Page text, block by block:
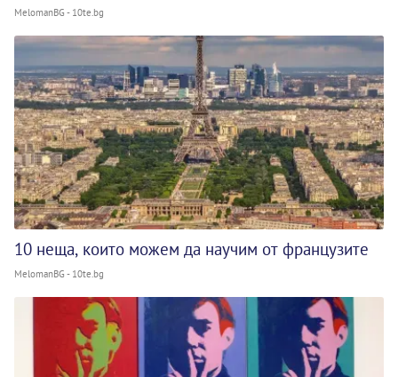
MelomanBG - 10te.bg
10 неща, които можем да научим от французите
MelomanBG - 10te.bg